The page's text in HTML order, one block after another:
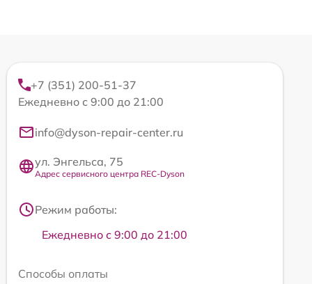
+7 (351) 200-51-37
Ежедневно с 9:00 до 21:00
info@dyson-repair-center.ru
ул. Энгельса, 75
Адрес сервисного центра REC-Dyson
Режим работы:
Ежедневно с 9:00 до 21:00
Способы оплаты